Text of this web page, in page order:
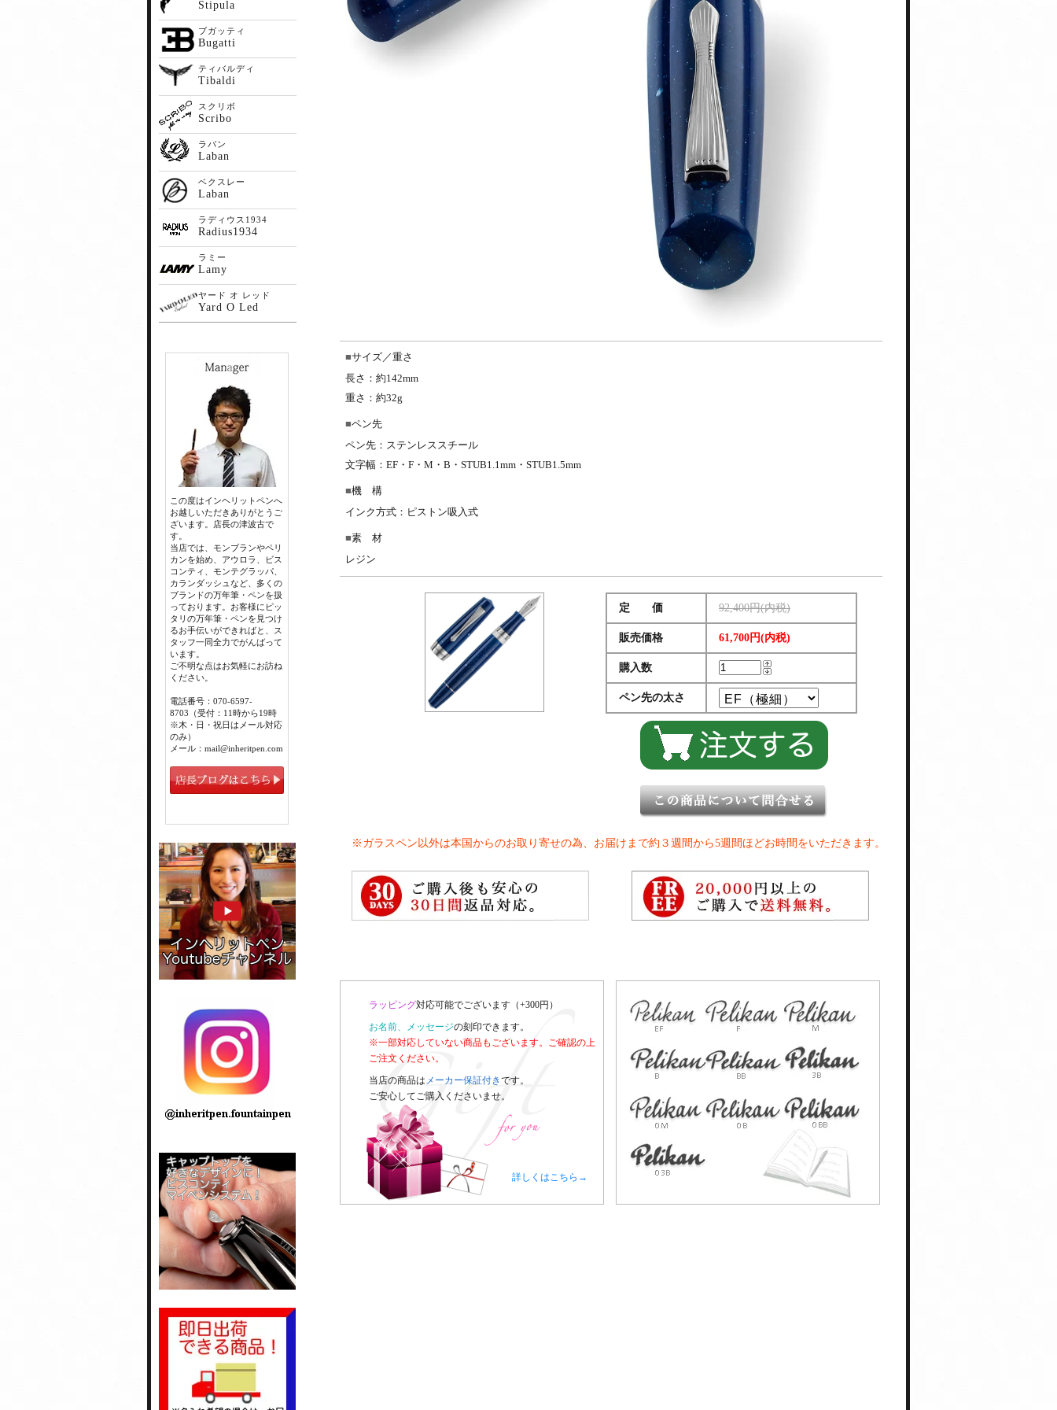
サイズ／重さ
長さ：約142mm
重さ：約32g
ペン先
ペン先：ステンレススチール
文字幅：EF・F・M・B・STUB1.1mm・STUB1.5mm
機 構
インク方式：ピストン吸入式
素 材
レジン
定 価 92,400円(内税)
販売価格 61,700円(内税)
購入数
ペン先の太さ
※ガラスペン以外は本国からのお取り寄せの為、お届けまで約３週間から5週間ほどお時間をいただきます。
ラッピング対応可能でございます（+300円）
お名前、メッセージの刻印できます。
※一部対応していない商品もございます。ご確認の上
ご注文ください。
当店の商品は メーカー保証付きです。
ご安心してご購入くださいませ。
詳しくはこちら→
Stipula
ブガッティ
Bugatti
ティバルディ
Tibaldi
スクリボ
Scribo
ラバン
Laban
ベクスレー
Laban
ラディウス1934
Radius1934
ラミー
Lamy
ヤード オ レッド
Yard O Led
この度はインヘリットペンへ
お越しいただきありがとうご
ざいます。店長の津波古で
す。
当店では、モンブランやペリ
カンを始め、アウロラ、ビス
コンティ、モンテグラッパ、
カランダッシュなど、多くの
ブランドの万年筆・ペンを扱
っております。お客様にピッ
タリの万年筆・ペンを見つけ
るお手伝いができればと、ス
タッフ一同全力でがんばって
います。
ご不明な点はお気軽にお訪ね
ください。
電話番号：070-6597-
8703（受付：11時から19時
※木・日・祝日はメール対応
のみ）
メール：mail@inheritpen.com